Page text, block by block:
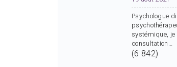
Psychologue
systémique, je
consultation…
(6 842)